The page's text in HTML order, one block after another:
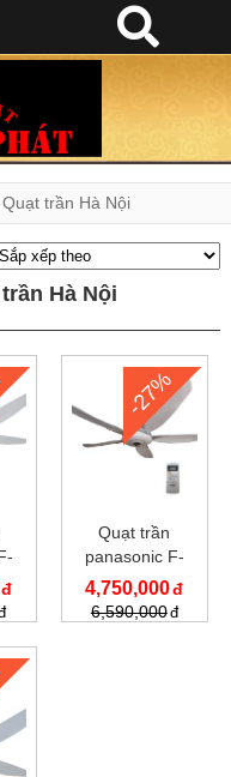
trần Hà Nội
Hà Nội
-27%
Quạt trần
panasonic F-
60WWK
4,750,000
6,590,000